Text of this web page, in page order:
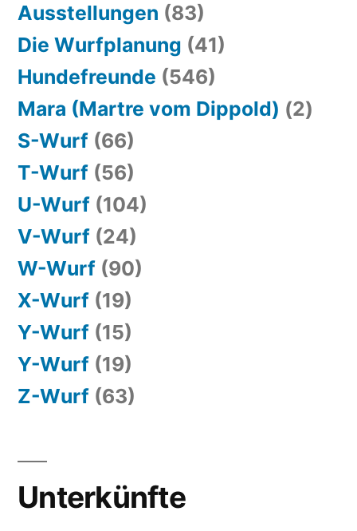
Ausstellungen (83)
Die Wurfplanung (41)
Hundefreunde (546)
Mara (Martre vom Dippold) (2)
S-Wurf (66)
T-Wurf (56)
U-Wurf (104)
V-Wurf (24)
W-Wurf (90)
X-Wurf (19)
Y-Wurf (15)
Y-Wurf (19)
Z-Wurf (63)
Unterkünfte